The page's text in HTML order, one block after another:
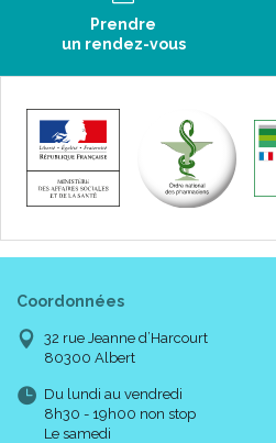
Prendre
un rendez-vous
Coordonnées
32 rue Jeanne d’Harcourt
80300 Albert
Du lundi au vendredi
8h30 - 19h00 non stop
Le samedi